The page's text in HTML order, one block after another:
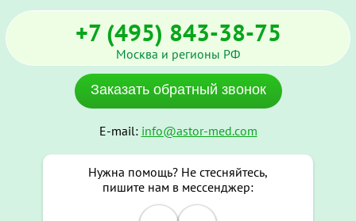
+7 (495) 843-38-75
Москва и регионы РФ
Заказать обратный звонок
E-mail: info@astor-med.com
Нужна помощь? Не стесняйтесь,
пишите нам в мессенджер: